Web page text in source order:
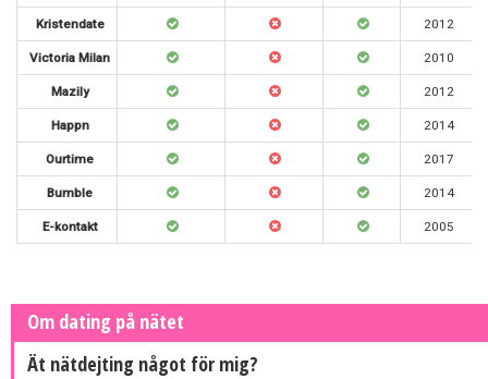
Kristendate 2012
Victoria Milan 2010
Mazily 2012
Happn 2014
Ourtime 2017
Bumble 2014
E-kontakt 2005
Om dating på nätet
Ät nätdejting något för mig?